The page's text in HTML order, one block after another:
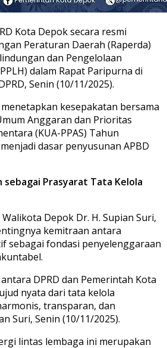
Kota Depok secara resmi
Peraturan Daerah (Raperda)
dan Pengelolaan
dalam Rapat Paripurna di
Senin (10/11/2025).
kesepakatan bersama
Anggaran dan Prioritas
(KUA-PPAS) Tahun
dasar penyusunan APBD
sebagai Prasyarat Tata Kelola
Depok Dr. H. Supian Suri,
kemitraan antara
sebagai fondasi penyelenggaraan
DPRD dan Pemerintah Kota
nyata dari tata kelola
transparan, dan
Suri, Senin (10/11/2025).
lintas lembaga ini merupakan